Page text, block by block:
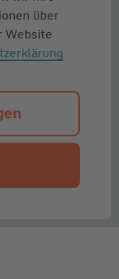
über
Website